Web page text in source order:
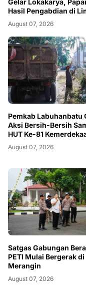
Gelar Lokakarya,
Hasil Pengabdian di
Desa
August 07, 2026
Pemkab Labuhanbatu
Aksi Bersih-Bersih
HUT Ke-81
August 07, 2026
Satgas Gabungan
PETI Mulai Bergerak di
Merangin
August 07, 2026